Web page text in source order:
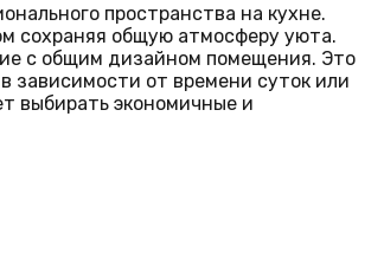
пространства на кухне.
сохраняя общую атмосферу уюта.
с общим дизайном помещения. Это
зависимости от времени суток или
выбирать экономичные и